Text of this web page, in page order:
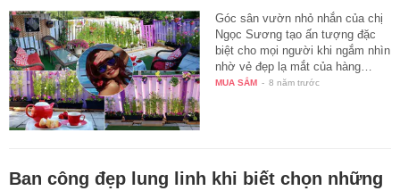
Góc sân vườn nhỏ nhắn của chị
Ngọc Sương tạo ấn tượng đặc
biệt cho mọi người khi ngắm nhìn
nhờ vẻ đẹp lạ mắt của hàng…
MUA SẮM - 8 năm trước
Ban công đẹp lung linh khi biết chọn những